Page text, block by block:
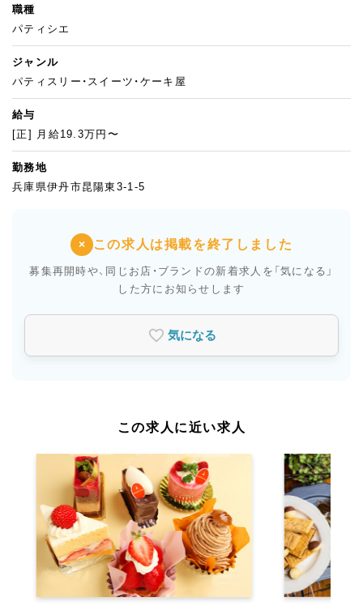
職種
パティシエ
ジャンル
パティスリー・スイーツ・ケーキ屋
給与
[正] 月給19.3万円〜
勤務地
兵庫県伊丹市昆陽東3-1-5
× この求人は掲載を終了しました
募集再開時や、同じお店・ブランドの新着求人を 「気になる」
した方にお知らせします
気になる
この求人に近い求人